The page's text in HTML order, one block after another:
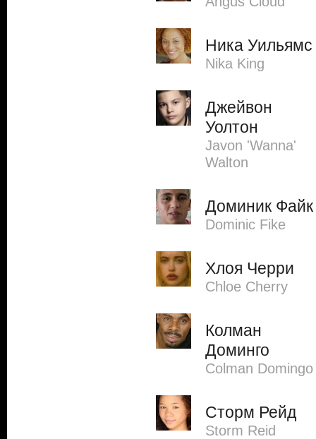
Ника Уильямс
Nika King
Джейвон
Уолтон
Javon 'Wanna'
Walton
Доминик Файк
Dominic Fike
Хлоя Черри
Chloe Cherry
Колман
Доминго
Colman Domingo
Сторм Рейд
Storm Reid